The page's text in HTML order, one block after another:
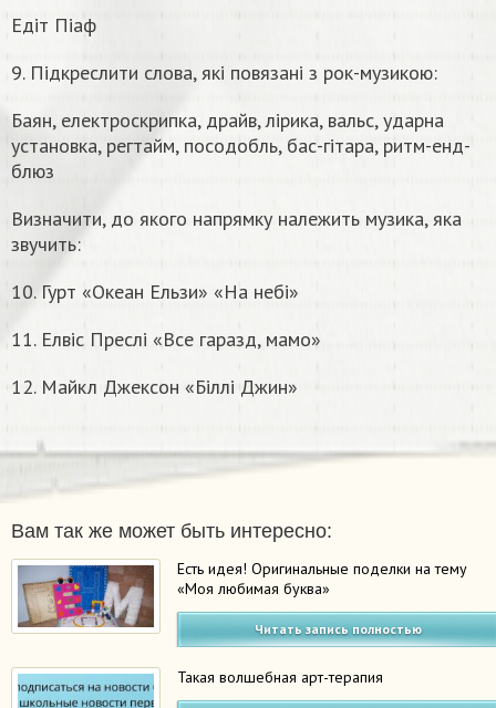
Едіт Піаф
9. Підкреслити слова, які повязані з рок-музикою:
Баян, електроскрипка, драйв, лірика, вальс, ударна
установка, регтайм, посодобль, бас-гітара, ритм-енд-
блюз
Визначити, до якого напрямку належить музика, яка
звучить:
10. Гурт «Океан Ельзи» «На небі»
11. Елвіс Преслі «Все гаразд, мамо»
12. Майкл Джексон «Біллі Джин»
Вам так же может быть интересно:
Есть идея! Оригинальные поделки на тему
«Моя любимая буква»
Читать запись полностью
Такая волшебная арт-терапия